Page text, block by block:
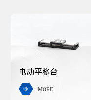
电动平移台
 MORE